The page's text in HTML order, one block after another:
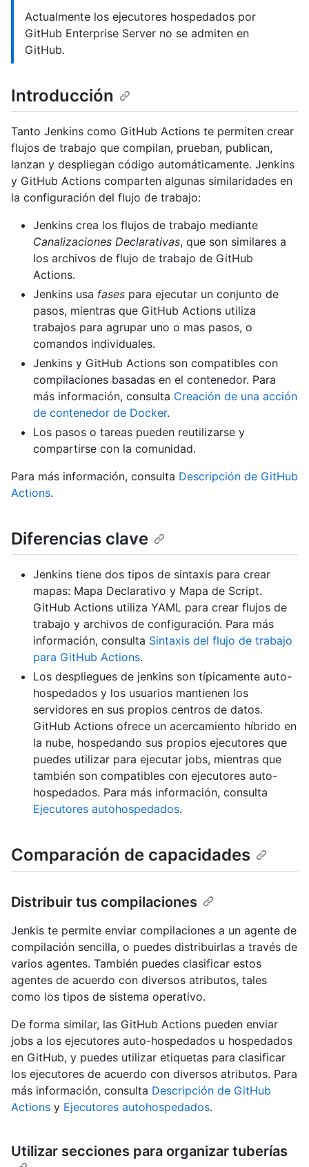
Actualmente los ejecutores hospedados por
GitHub Enterprise Server no se admiten en
GitHub.
Introducción
Tanto Jenkins como GitHub Actions te permiten crear
flujos de trabajo que compilan, prueban, publican,
lanzan y despliegan código automáticamente. Jenkins
y GitHub Actions comparten algunas similaridades en
la configuración del flujo de trabajo:
Jenkins crea los flujos de trabajo mediante
Canalizaciones Declarativas, que son similares a
los archivos de flujo de trabajo de GitHub
Actions.
Jenkins usa fases para ejecutar un conjunto de
pasos, mientras que GitHub Actions utiliza
trabajos para agrupar uno o mas pasos, o
comandos individuales.
Jenkins y GitHub Actions son compatibles con
compilaciones basadas en el contenedor. Para
más información, consulta Creación de una acción
de contenedor de Docker.
Los pasos o tareas pueden reutilizarse y
compartirse con la comunidad.
Para más información, consulta Descripción de GitHub
Actions.
Diferencias clave
Jenkins tiene dos tipos de sintaxis para crear
mapas: Mapa Declarativo y Mapa de Script.
GitHub Actions utiliza YAML para crear flujos de
trabajo y archivos de configuración. Para más
información, consulta Sintaxis del flujo de trabajo
para GitHub Actions.
Los despliegues de jenkins son típicamente auto-
hospedados y los usuarios mantienen los
servidores en sus propios centros de datos.
GitHub Actions ofrece un acercamiento híbrido en
la nube, hospedando sus propios ejecutores que
puedes utilizar para ejecutar jobs, mientras que
también son compatibles con ejecutores auto-
hospedados. Para más información, consulta
Ejecutores autohospedados.
Comparación de capacidades
Distribuir tus compilaciones
Jenkis te permite enviar compilaciones a un agente de
compilación sencilla, o puedes distribuirlas a través de
varios agentes. También puedes clasificar estos
agentes de acuerdo con diversos atributos, tales
como los tipos de sistema operativo.
De forma similar, las GitHub Actions pueden enviar
jobs a los ejecutores auto-hospedados u hospedados
en GitHub, y puedes utilizar etiquetas para clasificar
los ejecutores de acuerdo con diversos atributos. Para
más información, consulta Descripción de GitHub
Actions y Ejecutores autohospedados.
Utilizar secciones para organizar tuberías